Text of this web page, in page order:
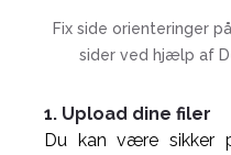
Fix side orienteringer
sider ved hjælp af
1. Upload dine filer
Du kan være sikker